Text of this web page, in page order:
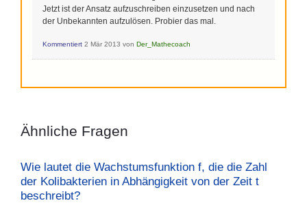
Jetzt ist der Ansatz aufzuschreiben einzusetzen und nach
der Unbekannten aufzulösen. Probier das mal.
Kommentiert 2 Mär 2013 von Der_Mathecoach
Ähnliche Fragen
Wie lautet die Wachstumsfunktion f, die die Zahl
der Kolibakterien in Abhängigkeit von der Zeit t
beschreibt?